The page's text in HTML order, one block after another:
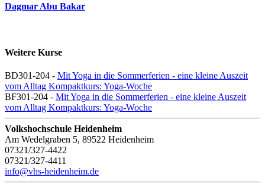
Dagmar Abu Bakar
Weitere Kurse
BD301-204 - Mit Yoga in die Sommerferien - eine kleine Auszeit
vom Alltag Kompaktkurs: Yoga-Woche
BF301-204 - Mit Yoga in die Sommerferien - eine kleine Auszeit
vom Alltag Kompaktkurs: Yoga-Woche
Volkshochschule Heidenheim
Am Wedelgraben 5, 89522 Heidenheim
07321/327-4422
07321/327-4411
info@vhs-heidenheim.de